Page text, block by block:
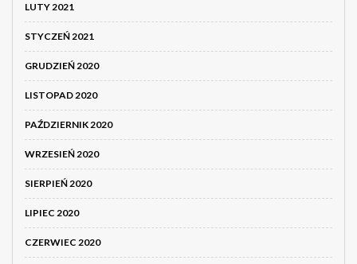
LUTY 2021
STYCZEŃ 2021
GRUDZIEŃ 2020
LISTOPAD 2020
PAŹDZIERNIK 2020
WRZESIEŃ 2020
SIERPIEŃ 2020
LIPIEC 2020
CZERWIEC 2020